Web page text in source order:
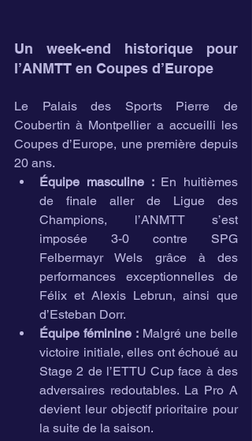
Un week-end historique pour
l’ANMTT en Coupes d’Europe
Le Palais des Sports Pierre de
Coubertin à Montpellier a accueilli les
Coupes d’Europe, une première depuis
20 ans.
Équipe masculine : En huitièmes
de finale aller de Ligue des
Champions, l’ANMTT s’est
imposée 3-0 contre SPG
Felbermayr Wels grâce à des
performances exceptionnelles de
Félix et Alexis Lebrun, ainsi que
d’Esteban Dorr.
Équipe féminine : Malgré une belle
victoire initiale, elles ont échoué au
Stage 2 de l’ETTU Cup face à des
adversaires redoutables. La Pro A
devient leur objectif prioritaire pour
la suite de la saison.